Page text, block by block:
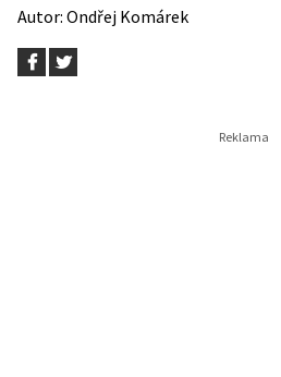
Autor: Ondřej Komárek